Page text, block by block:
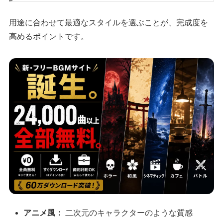
用途に合わせて最適なスタイルを選ぶことが、完成度を
高めるポイントです。
アニメ風：
二次元のキャラクターのような質感